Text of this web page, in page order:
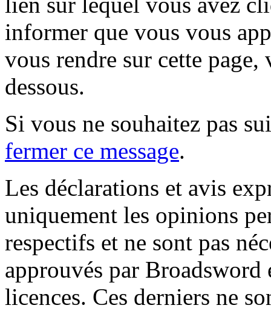
informer que vous vous
vous rendre sur cette
dessous.
Si vous ne souhaitez pas
fermer ce message.
Les déclarations et avis
uniquement les opinions
respectifs et ne sont pas
approuvés par
licences. Ces derniers ne